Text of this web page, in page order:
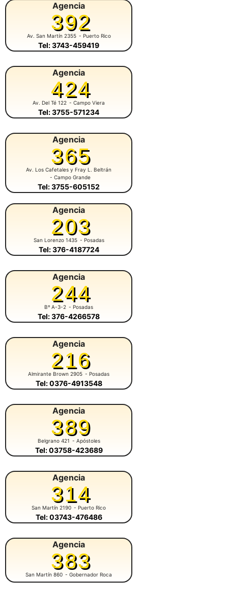
Agencia
392
Av. San Martín 2355 - Puerto Rico
Tel: 3743-459419
Agencia
424
Av. Del Té 122 - Campo Viera
Tel: 3755-571234
Agencia
365
Av. Los Cafetales y Fray L. Beltrán
- Campo Grande
Tel: 3755-605152
Agencia
203
San Lorenzo 1435 - Posadas
Tel: 376-4187724
Agencia
244
Bº A-3-2 - Posadas
Tel: 376-4266578
Agencia
216
Almirante Brown 2905 - Posadas
Tel: 0376-4913548
Agencia
389
Belgrano 421 - Apóstoles
Tel: 03758-423689
Agencia
314
San Martín 2190 - Puerto Rico
Tel: 03743-476486
Agencia
383
San Martín 860 - Gobernador Roca